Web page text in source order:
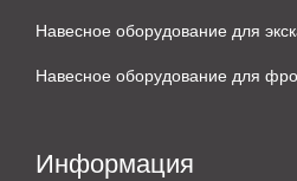
Навесное оборудование для
Навесное оборудование для
Информация